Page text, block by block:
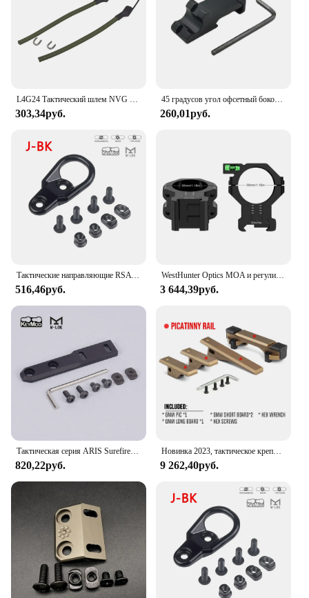
L4G24 Тактический шлем NVG Кронштейн-держатель Складные очки ночного видения Стент Нейлоновое крепление для PVS15 PVS18 PGPNVG18
303,34руб.
45 градусов угол офсетный боковой адаптер RTS 20 мм Пикатинни рельсовое оружие Тактический фонарик лазерный прицел крепление Охотничья винтовка Caza
260,01руб.
Тактические направляющие RSA GBB QD, поворотное кольцо, адаптер MLOK, направляющая 20 мм, страйкбольная винтовка, Охотничья пряжка, зажим, аксессуары AR15 AK47
516,46руб.
WestHunter Optics MOA и регулируемые по высоте крепления для Пикатинни 1 ''30 мм или 34 мм кольца для прицела с регулируемой высотой
3 644,39руб.
Тактическая серия ARIS Surefire M300 M600 Offset Scout Mount Fit Mlok Keymod SMR Rail Base Airsoft M951 M620 Крепление для фонарика
820,22руб.
Новинка 2023, тактическое крепление для подъема, стандартное легкое приспособление для страйкбола
9 262,40руб.